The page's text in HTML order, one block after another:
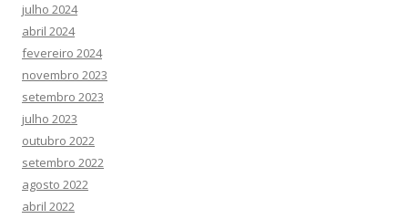
julho 2024
abril 2024
fevereiro 2024
novembro 2023
setembro 2023
julho 2023
outubro 2022
setembro 2022
agosto 2022
abril 2022